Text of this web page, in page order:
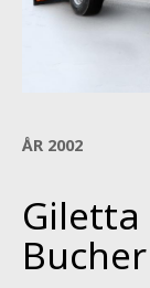
ÅR 2002